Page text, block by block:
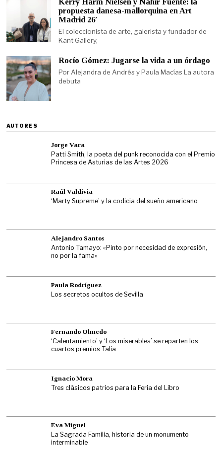
propuesta danesa-mallorquina en Art
Madrid 26′
El coleccionista de arte, galerista y fundador de
Kant Gallery,
Rocío Gómez: Jugarse la vida a un órdago
Por Alejandra de Andrés y Paula Macías La autora
debuta
AUTORES
Jorge Vara
Patti Smith, la poeta del punk reconocida con el Premio
Princesa de Asturias de las Artes 2026
Raúl Valdivia
‘Marty Supreme’ y la codicia del sueño americano
Alejandro Santos
Antonio Tamayo: «Pinto por necesidad de expresión,
no por la fama»
Paula Rodríguez
Los secretos ocultos de Sevilla
Fernando Olmedo
‘Calentamiento’ y ‘Los miserables’ se reparten los
cuartos premios Talía
Ignacio Mora
Tres clásicos patrios para la Feria del Libro
Eva Miguel
La Sagrada Familia, historia de un monumento
interminable